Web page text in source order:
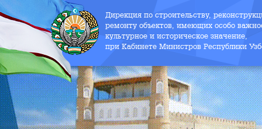
Дирекция по строительству,
ремонту объектов, имеющих особо
культурное и историческое значение,
при Кабинете Министров Республики